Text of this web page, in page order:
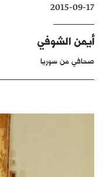
2015-09-17
أيمن الشوفي
صحافي من سوريا